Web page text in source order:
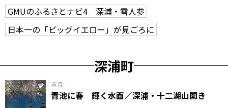
GMUのふるさとナビ4 深浦・雪人参
日本一の「ビッグイエロー」が見ごろに
深浦町
青森
青池に春 輝く水面／深浦・十二湖山開き